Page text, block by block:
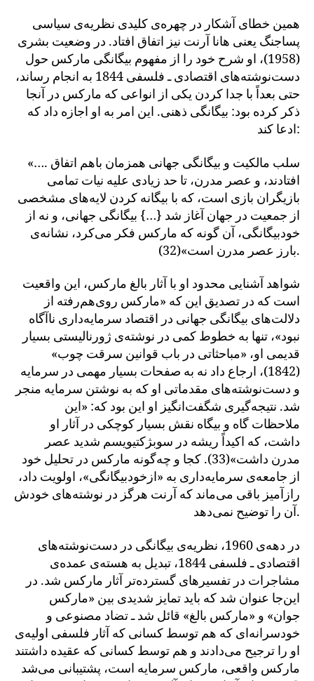
همین خطای آشکار در چهره‌ی کلیدی نظریه‌ی سیاسی
پساجنگ یعنی هانا آرنت نیز اتفاق افتاد. در وضعیت بشری
(1958)، او شرح خود را از مفهوم بیگانگی مارکس حول
دست‌نوشته‌های اقتصادی ـ فلسفی 1844 به انجام رساند،
حتی بعداً با جدا کردن یکی از انواعی که مارکس در آنجا
ذکر کرده بود: بیگانگی ذهنی. این امر به او اجازه داد که
ادعا کند:
«…. سلب مالکیت و بیگانگی جهانی همزمان باهم اتفاق
افتادند، و عصر مدرن، تا حد زیادی علیه نیات تمامی
بازیگران بازی است، که با بیگانه کردن لایه‌های مشخصی
از جمعیت در جهان آغاز شد {…} بیگانگی جهانی، و نه از
خودبیگانگی، آن گونه که مارکس فکر می‌کرد، نشانه‌ی
بارز عصر مدرن است»(32).
شواهد آشنایی محدود او با آثار بالغ مارکس، این واقعیت
است که در تصدیق این که «مارکس روی‌هم‌رفته از
دلالت‌های بیگانگی جهانی در اقتصاد سرمایه‌داری ناآگاه
نبود»، تنها به خطوط کمی در نوشته‌ی ژورنالیستی بسیار
قدیمی او، «مباحثاتی در باب قوانین سرقت چوب»
(1842)، ارجاع داد نه به صفحات بسیار مهمی در سرمایه
و دست‌نوشته‌های مقدماتی او که به نوشتن سرمایه منجر
شد. نتیجه‌گیری شگفت‌انگیز او این بود که: «این
ملاحظات گاه و بیگاه نقش بسیار کوچکی در آثار او
داشت، که اکیداً ریشه در سوبژکتیویسم شدید عصر
مدرن داشت»(33). کجا و چه‌گونه مارکس در تحلیل خود
از جامعه‌ی سرمایه‌داری به «ازخودبیگانگی»، اولویت داد،
رازآمیز باقی می‌ماند که آرنت هرگز در نوشته‌های خودش
آن را توضیح نمی‌دهد.
در دهه‌ی 1960، نظریه‌ی بیگانگی در دست‌نوشته‌های
اقتصادی ـ فلسفی 1844، تبدیل به هسته‌ی عمده‌ی
مشاجرات در تفسیرهای گسترده‌تر آثار مارکس شد. در
این‌جا عنوان شد که باید تمایز شدیدی بین «مارکس
جوان» و «مارکس بالغ» قائل شد ـ تضاد مصنوعی و
خودسرانه‌ای که هم توسط کسانی که آثار فلسفی اولیه‌ی
او را ترجیح می‌دادند و هم توسط کسانی که عقیده داشتند
مارکس واقعی، مارکس سرمایه است، پشتیبانی می‌شد